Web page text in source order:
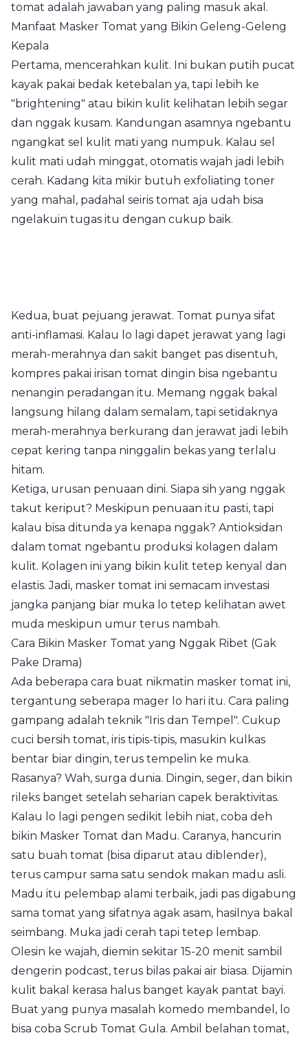
tomat adalah jawaban yang paling masuk akal.
Manfaat Masker Tomat yang Bikin Geleng-Geleng
Kepala
Pertama, mencerahkan kulit. Ini bukan putih pucat
kayak pakai bedak ketebalan ya, tapi lebih ke
"brightening" atau bikin kulit kelihatan lebih segar
dan nggak kusam. Kandungan asamnya ngebantu
ngangkat sel kulit mati yang numpuk. Kalau sel
kulit mati udah minggat, otomatis wajah jadi lebih
cerah. Kadang kita mikir butuh exfoliating toner
yang mahal, padahal seiris tomat aja udah bisa
ngelakuin tugas itu dengan cukup baik.
Kedua, buat pejuang jerawat. Tomat punya sifat
anti-inflamasi. Kalau lo lagi dapet jerawat yang lagi
merah-merahnya dan sakit banget pas disentuh,
kompres pakai irisan tomat dingin bisa ngebantu
nenangin peradangan itu. Memang nggak bakal
langsung hilang dalam semalam, tapi setidaknya
merah-merahnya berkurang dan jerawat jadi lebih
cepat kering tanpa ninggalin bekas yang terlalu
hitam.
Ketiga, urusan penuaan dini. Siapa sih yang nggak
takut keriput? Meskipun penuaan itu pasti, tapi
kalau bisa ditunda ya kenapa nggak? Antioksidan
dalam tomat ngebantu produksi kolagen dalam
kulit. Kolagen ini yang bikin kulit tetep kenyal dan
elastis. Jadi, masker tomat ini semacam investasi
jangka panjang biar muka lo tetep kelihatan awet
muda meskipun umur terus nambah.
Cara Bikin Masker Tomat yang Nggak Ribet (Gak
Pake Drama)
Ada beberapa cara buat nikmatin masker tomat ini,
tergantung seberapa mager lo hari itu. Cara paling
gampang adalah teknik "Iris dan Tempel". Cukup
cuci bersih tomat, iris tipis-tipis, masukin kulkas
bentar biar dingin, terus tempelin ke muka.
Rasanya? Wah, surga dunia. Dingin, seger, dan bikin
rileks banget setelah seharian capek beraktivitas.
Kalau lo lagi pengen sedikit lebih niat, coba deh
bikin Masker Tomat dan Madu. Caranya, hancurin
satu buah tomat (bisa diparut atau diblender),
terus campur sama satu sendok makan madu asli.
Madu itu pelembap alami terbaik, jadi pas digabung
sama tomat yang sifatnya agak asam, hasilnya bakal
seimbang. Muka jadi cerah tapi tetep lembap.
Olesin ke wajah, diemin sekitar 15-20 menit sambil
dengerin podcast, terus bilas pakai air biasa. Dijamin
kulit bakal kerasa halus banget kayak pantat bayi.
Buat yang punya masalah komedo membandel, lo
bisa coba Scrub Tomat Gula. Ambil belahan tomat,